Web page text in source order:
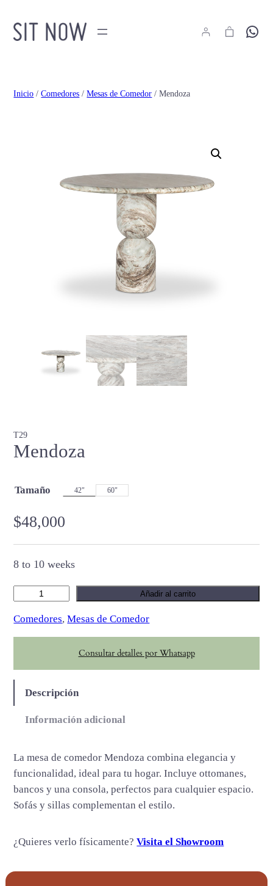
Hola
Inicio /Comedores /Mesas de Comedor / Mendoza
T29
Mendoza
Tamaño 42" 60"
$48,000
8 to 10 weeks
n
d
z
c
t
i
d
a
Añadir al carrito
Comedores, Mesas de Comedor
Consultar detalles por Whatsapp
Descripción
Información adicional
La mesa de comedor Mendoza combina elegancia y
funcionalidad, ideal para tu hogar. Incluye ottomanes,
bancos y una consola, perfectos para cualquier espacio.
Sofás y sillas complementan el estilo.
¿Quieres verlo físicamente?Visita el Showroom